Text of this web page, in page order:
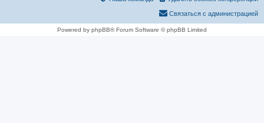
Связаться с администрацией
Powered by phpBB® Forum Software © phpBB Limited